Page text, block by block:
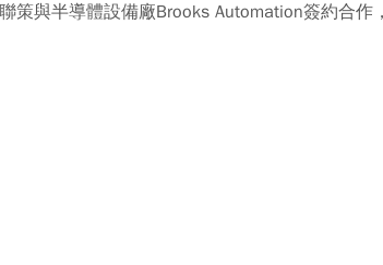
策與半導體設備廠Brooks Automation簽約合作